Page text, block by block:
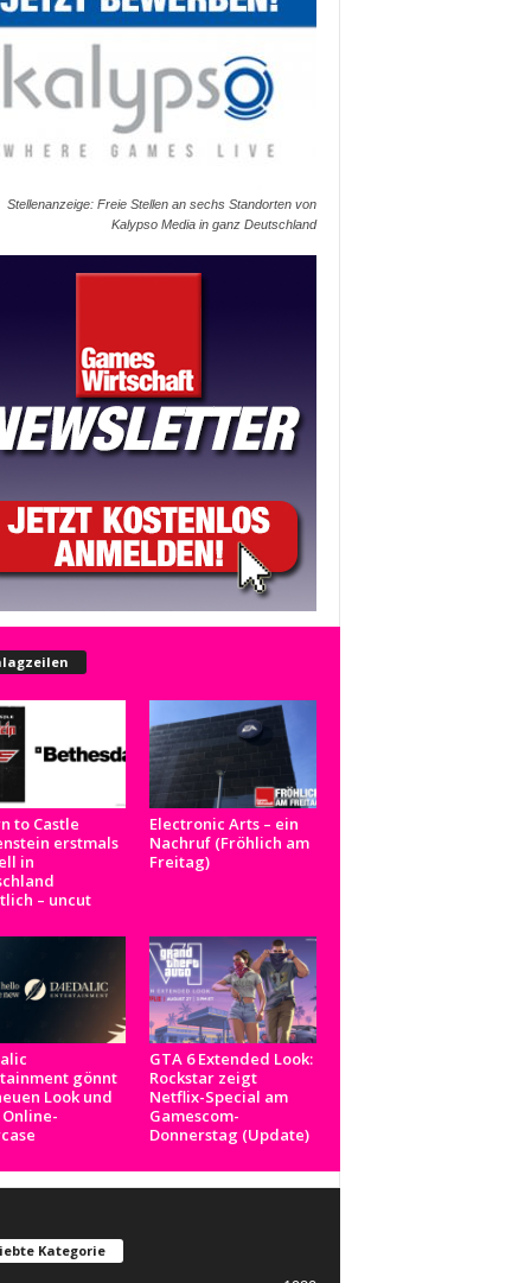
Stellenanzeige: Freie Stellen an sechs Standorten von
Kalypso Media in ganz Deutschland
to Castle
erstmals
in
– uncut
Electronic Arts – ein
Nachruf (Fröhlich am
Freitag)
gönnt
Look und
GTA 6 Extended Look:
Rockstar zeigt
Netflix-Special am
Gamescom-
Donnerstag (Update)
Kategorie